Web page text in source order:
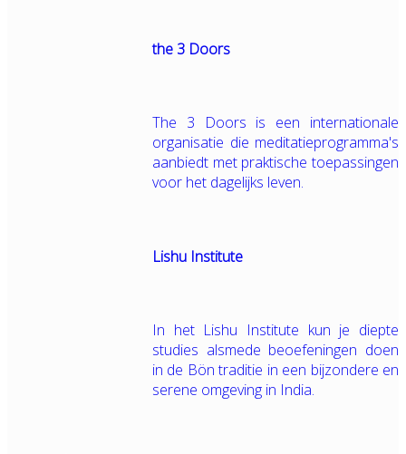
the 3 Doors
The 3 Doors is een internationale
organisatie die meditatieprogramma's
aanbiedt met praktische toepassingen
voor het dagelijks leven.
Lishu Institute
In het Lishu Institute kun je diepte
studies alsmede beoefeningen doen
in de Bön traditie in een bijzondere en
serene omgeving in India.